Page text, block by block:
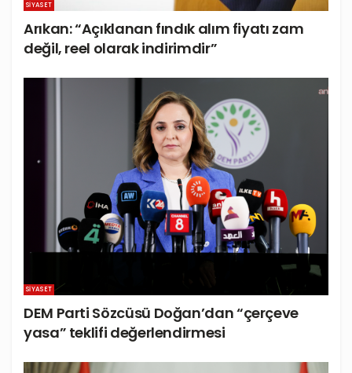
SIYASET
Arıkan: “Açıklanan fındık alım fiyatı zam
değil, reel olarak indirimdir”
SIYASET
DEM Parti Sözcüsü Doğan’dan “çerçeve
yasa” teklifi değerlendirmesi